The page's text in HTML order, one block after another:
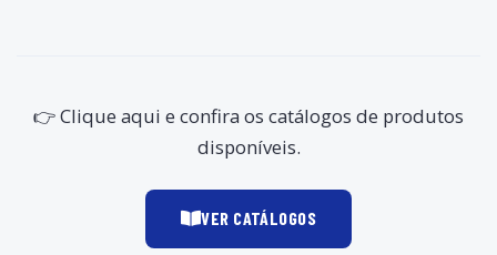
👉 Clique aqui e confira os catálogos de produtos
disponíveis.
VER CATÁLOGOS